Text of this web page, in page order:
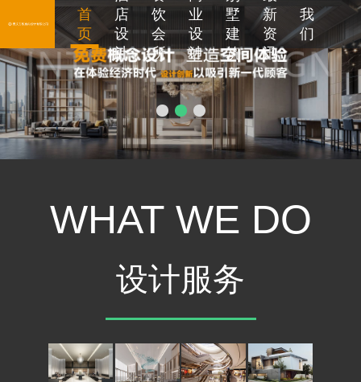
首
页
店
设
计
饮
会
所
业
设
计
墅
建
筑
新
资
讯
我
们
WHAT WE DO
设计服务